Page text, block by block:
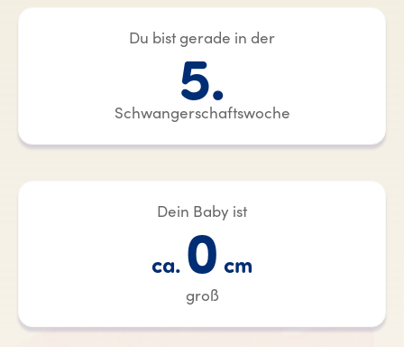
Du bist gerade in der
5.
Schwangerschaftswoche
Dein Baby ist
ca.0cm
groß